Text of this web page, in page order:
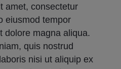
amet, consectetur
eiusmod tempor
dolore magna aliqua.
quis nostrud
nisi ut aliquip ex